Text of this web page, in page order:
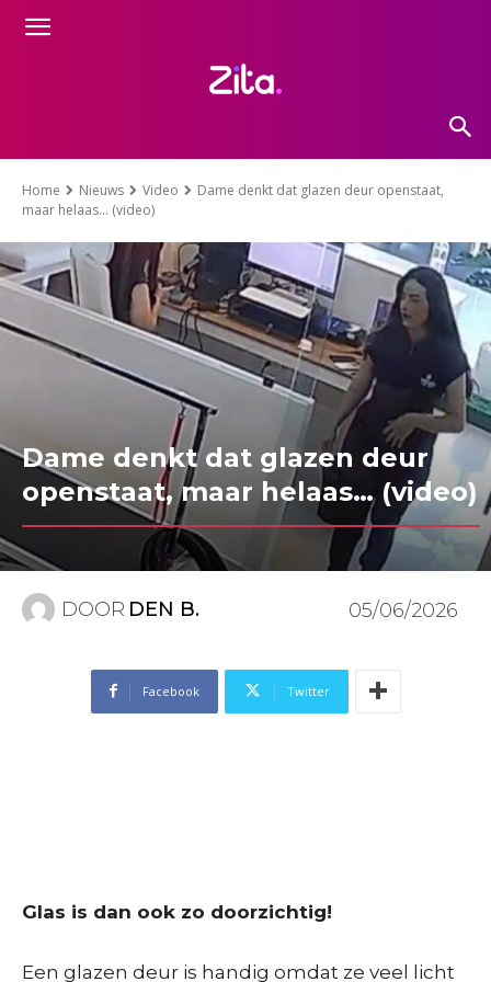
Home Nieuws Video
Dame denkt dat glazen deur openstaat,
maar helaas… (video)
Dame denkt dat glazen deur
openstaat, maar helaas… (video)
DOOR DEN B. 05/06/2026
Facebook Twitter
Glas is dan ook zo doorzichtig!
Een glazen deur is handig omdat ze veel licht